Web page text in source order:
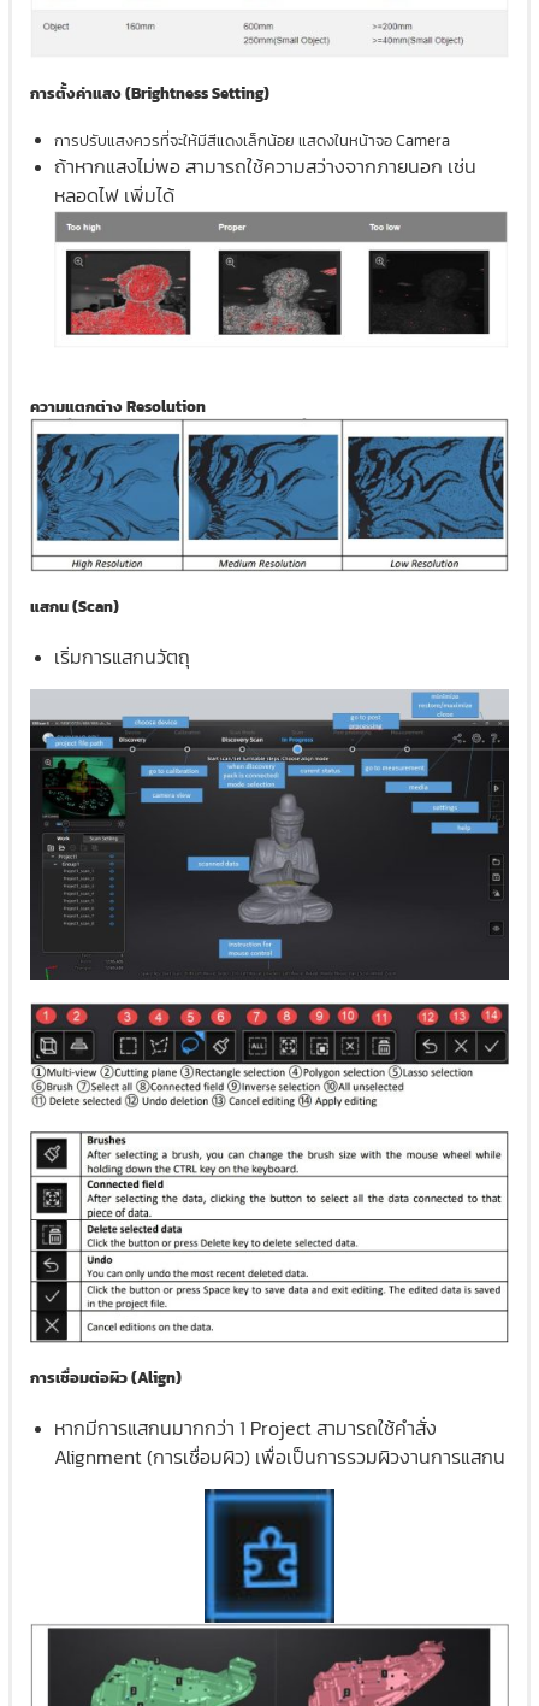
การตั้งค่าแสง (Brightness Setting)
การปรับแสงควรที่จะให้มีสีแดงเล็กน้อย แสดงในหน้าจอ Camera
ถ้าหากแสงไม่พอ สามารถใช้ความสว่างจากภายนอก เช่น
หลอดไฟ เพิ่มได้
ความแตกต่าง Resolution
แสกน (Scan)
เริ่มการแสกนวัตถุ
การเชื่อมต่อผิว (Align)
หากมีการแสกนมากกว่า 1 Project สามารถใช้คำสั่ง
Alignment (การเชื่อมผิว) เพื่อเป็นการรวมผิวงานการแสกน